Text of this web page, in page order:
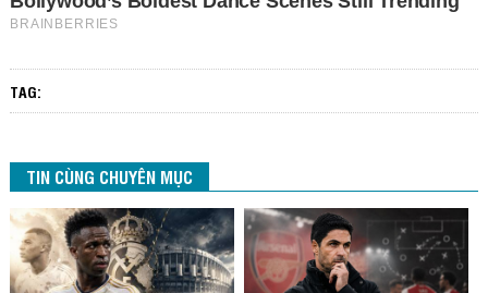
TAG:
TIN CÙNG CHUYÊN MỤC